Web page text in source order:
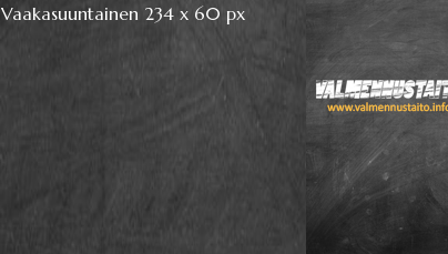
Vaakasuuntainen 234 x 60 px